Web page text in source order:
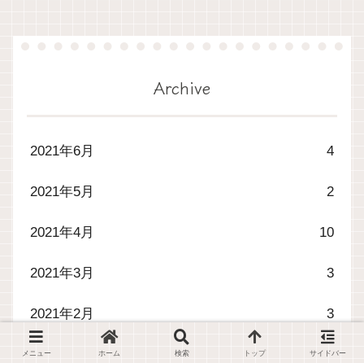
Archive
2021年6月 4
2021年5月 2
2021年4月 10
2021年3月 3
2021年2月 3
2021年1月 2
メニュー ホーム 検索 トップ サイドバー